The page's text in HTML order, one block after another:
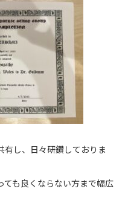
有し、日々研鑽しておりま
も良くならない方まで幅広